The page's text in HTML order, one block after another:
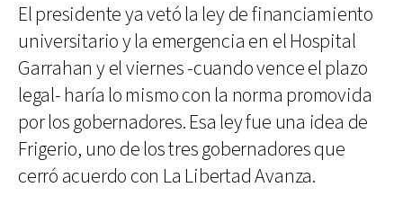
El presidente ya vetó la ley de financiamiento
universitario y la emergencia en el Hospital
Garrahan y el viernes -cuando vence el plazo
legal- haría lo mismo con la norma promovida
por los gobernadores. Esa ley fue una idea de
Frigerio, uno de los tres gobernadores que
cerró acuerdo con La Libertad Avanza.